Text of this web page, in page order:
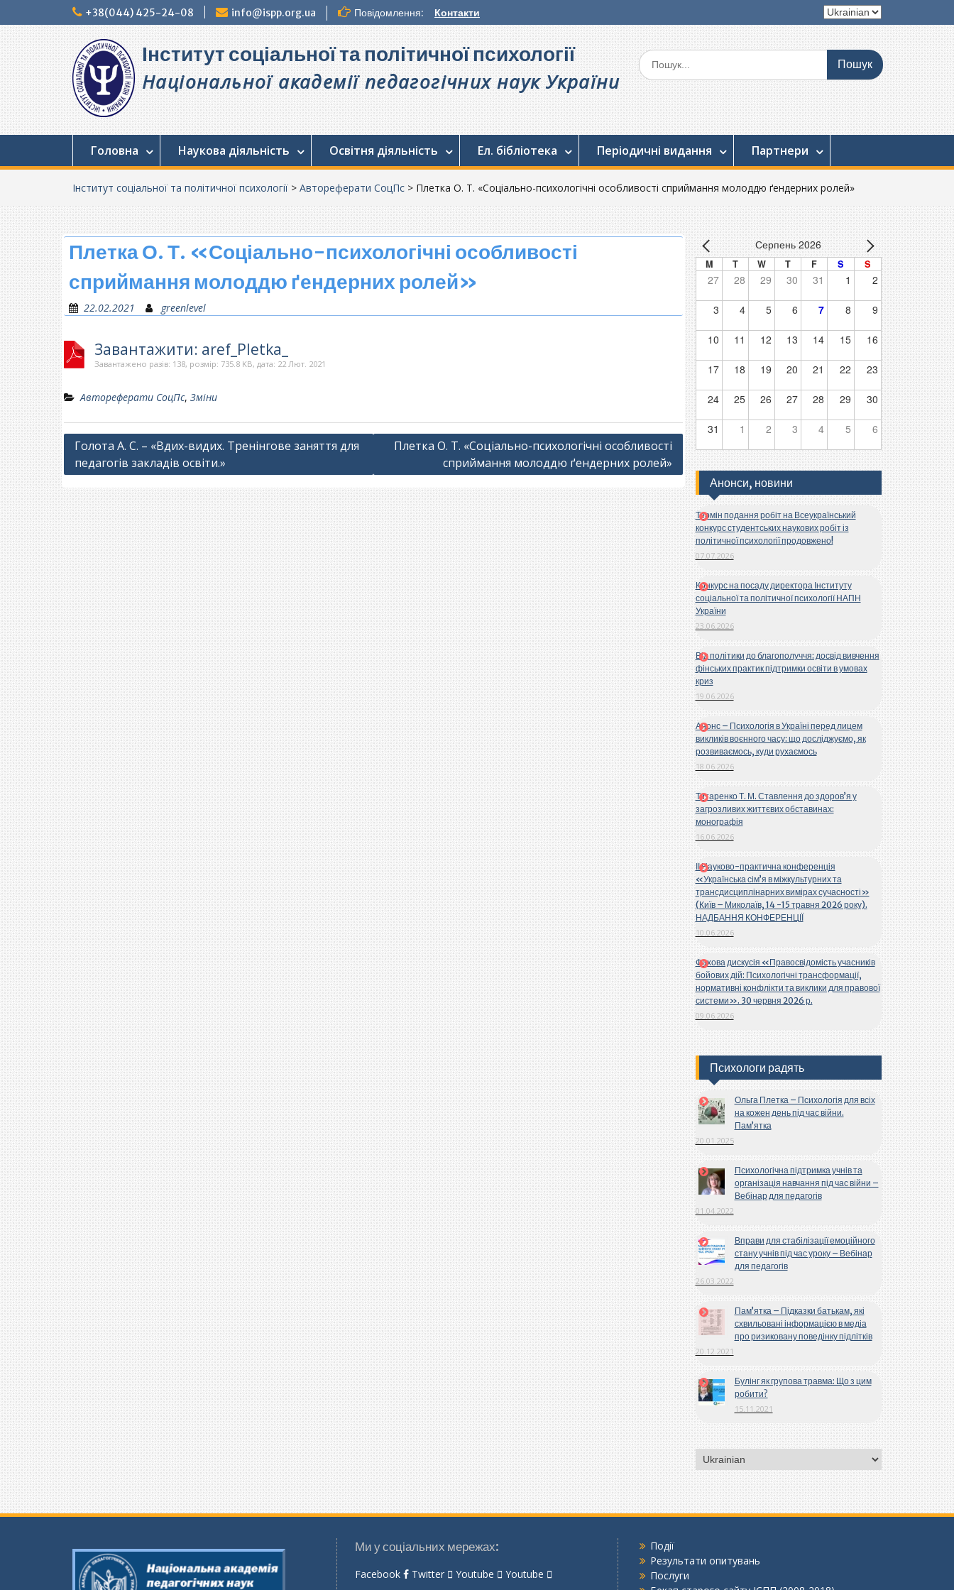
до
+38(044) 425-24-08 info@ispp.org.ua Повідомлення: Контакти
Вибрати
мову
Інститут соціальної та політичної психології
Національної академії педагогічних наук України
Шукати:
Головна Наукова діяльність Освітня діяльність Ел. бібліотека Періодичні видання Партнери
Інститут соціальної та політичної психології > Автореферати СоцПс > Плетка О. Т. «Соціально-психологічні особливості сприймання молоддю ґендерних ролей»
Плетка О. Т. «Соціально-психологічні особливості
сприймання молоддю ґендерних ролей»
22.02.2021 greenlevel
Завантажити: aref_Pletka_
Завантажено разів: 138, розмір: 735.8 KB, дата: 22 Лют. 2021
Автореферати СоцПс, Зміни
Навігація
записів
Голота А. С. – «Вдих-видих. Тренінгове заняття для
педагогів закладів освіти.»
Плетка О. Т. «Соціально-психологічні особливості
сприймання молоддю ґендерних ролей»
Серпень 2026
M T W T F S S
27 28 29 30 31 1 2
3 4 5 6 7 8 9
10 11 12 13 14 15 16
17 18 19 20 21 22 23
24 25 26 27 28 29 30
31 1 2 3 4 5 6
Анонси, новини
Термін подання робіт на Всеукраїнський
конкурс студентських наукових робіт із
політичної психології продовжено!
07.07.2026
Конкурс на посаду директора Інституту
соціальної та політичної психології НАПН
України
23.06.2026
Від політики до благополуччя: досвід вивчення
фінських практик підтримки освіти в умовах
криз
19.06.2026
Анонс – Психологія в Україні перед лицем
викликів воєнного часу: що досліджуємо, як
розвиваємось, куди рухаємось
18.06.2026
Титаренко Т. М. Ставлення до здоров’я у
загрозливих життєвих обставинах:
монографія
16.06.2026
ІІ Науково-практична конференція
«Українська сім’я в міжкультурних та
трансдисциплінарних вимірах сучасності»
(Київ – Миколаїв, 14 -15 травня 2026 року).
НАДБАННЯ КОНФЕРЕНЦІЇ
10.06.2026
Фахова дискусія «Правосвідомість учасників
бойових дій: Психологічні трансформації,
нормативні конфлікти та виклики для правової
системи». 30 червня 2026 р.
09.06.2026
Психологи радять
Ольга Плетка – Психологія для всіх
на кожен день під час війни.
Пам’ятка
20.01.2025
Психологічна підтримка учнів та
організація навчання під час війни –
Вебінар для педагогів
01.04.2022
Вправи для стабілізації емоційного
стану учнів під час уроку – Вебінар
для педагогів
26.03.2022
Пам’ятка – Підказки батькам, які
схвильовані інформацією в медіа
про ризиковану поведінку підлітків
20.12.2021
Булінг як групова травма: Що з цим
робити?
15.11.2021
Вибрати
мову
Ми у соціальних мережах:
Facebook Twitter Youtube Youtube
Події
Результати опитувань
Послуги